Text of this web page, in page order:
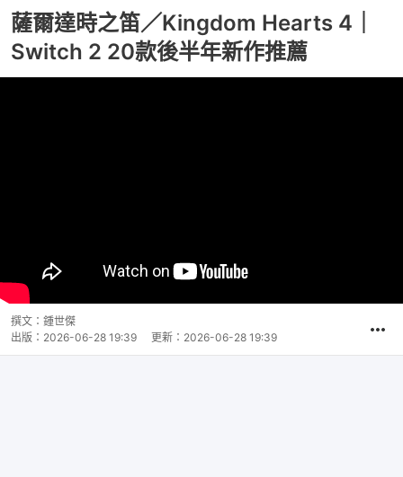
薩爾達時之笛／Kingdom Hearts 4｜
Switch 2 20款後半年新作推薦
撰文： 鍾世傑
出版： 2026-06-28 19:39 更新： 2026-06-28 19:39